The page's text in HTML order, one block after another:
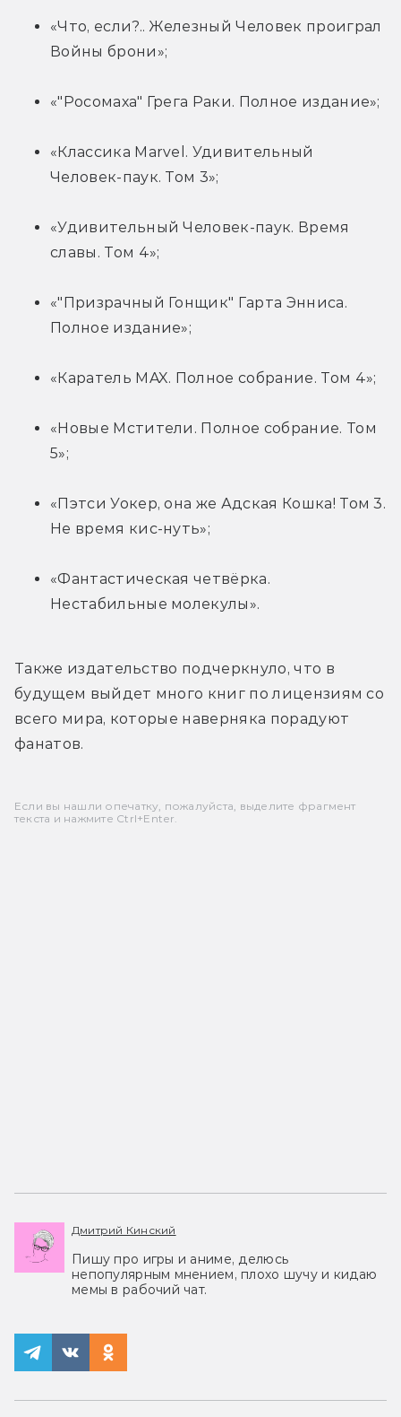
«Что, если?.. Железный Человек проиграл
Войны брони»;
«"Росомаха" Грега Раки. Полное издание»;
«Классика Marvel. Удивительный
Человек-паук. Том 3»;
«Удивительный Человек-паук. Время
славы. Том 4»;
«"Призрачный Гонщик" Гарта Энниса.
Полное издание»;
«Каратель MAX. Полное собрание. Том 4»;
«Новые Мстители. Полное собрание. Том
5»;
«Пэтси Уокер, она же Адская Кошка! Том 3.
Не время кис-нуть»;
«Фантастическая четвёрка.
Нестабильные молекулы».
Также издательство подчеркнуло, что в
будущем выйдет много книг по лицензиям со
всего мира, которые наверняка порадуют
фанатов.
Если вы нашли опечатку, пожалуйста, выделите фрагмент
текста и нажмите Ctrl+Enter.
Дмитрий Кинский
Пишу про игры и аниме, делюсь
непопулярным мнением, плохо шучу и кидаю
мемы в рабочий чат.